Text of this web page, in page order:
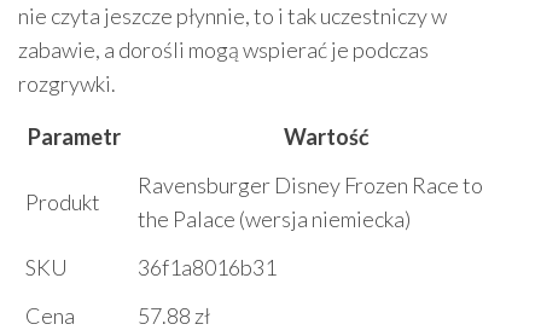
nie czyta jeszcze płynnie, to i tak uczestniczy w
zabawie, a dorośli mogą wspierać je podczas
rozgrywki.
Parametr
Wartość
Produkt
Ravensburger Disney Frozen Race to
the Palace (wersja niemiecka)
SKU
36f1a8016b31
Cena
57.88 zł